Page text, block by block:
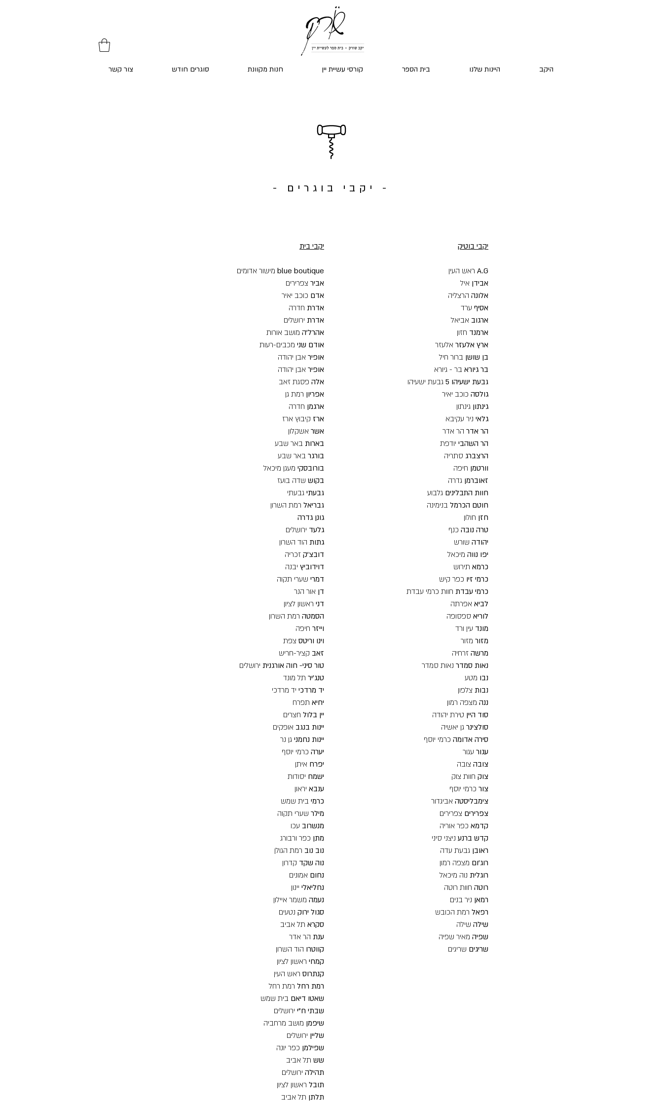
היקב היינות שלנו בית הספר קורסי עשיית יין חנות מקוונת סוגרים חודש צור קשר
- יקבי בוגרים -
יקבי בית
blue boutique מישור אדומים
אביר צפרירים
אדם כוכב יאיר
אדרת חדרה
אדרת ירושלים
אהרל'ה מושב אורות
אודם שני מכבים-רעות
אופיר אבן יהודה
אופיר אבן יהודה
אלה פסגת זאב
אפריון רמת גן
ארגמן חדרה
ארז קיבוץ ארז
אשר אשקלון
בארות באר שבע
בורגר באר שבע
בורובסקי מעגן מיכאל
בקוש שדה בועז
גבעתי גבעתי
גבריאל רמת השרון
גונן גדרה
גלעד ירושלים
גתות הוד השרון
דובצ'ק זכריה
דוידוביץ יבנה
דמרי שערי תקוה
דן אור הנר
דני ראשון לציון
הסמטה רמת השרון
וייזר חיפה
וינו וריטס צפת
זאב קציר-חריש
טור סיני- חוה אורגנית ירושלים
טנג'יר תל מונד
יד מרדכי יד מרדכי
יחיא תפרח
יין בלול חצרים
יינות בנגב אופקים
יינות נחמני גן נר
יערה כרמי יוסף
יפרח איתן
ישמח יסודות
ענבא יראון
כרמי בית שמש
מילר שערי תקוה
מנשרוב עכו
מתן כפר ורבורג
נוב נוב רמת הגולן
נוה שקד קדרון
נחום אמונים
נחליאלי יינון
נעמה משמר איילון
סגול ירוק נטעים
סקרא תל אביב
ענת הר אדר
קווטרו הוד השרון
קמחי ראשון לציון
קנתרוס ראש העין
רמת רחל רמת רחל
שאטו דיאם בית שמש
שבתי ח"י ירושלים
שיפמן מושב מרחביה
שליין ירושלים
שפילמן כפר יונה
שש תל אביב
תהילה ירושלים
תובל ראשון לציון
תלתן תל אביב
יקבי בוטיק
A.G ראש העין
אבידן איל
אלונה הרצליה
אסיף ערד
ארגוב אביאל
ארמנד חזון
ארץ אלעזר אלעזר
בן שושן ברור חיל
בר גיורא בר - גיורא
גבעת ישעיהו 5
גבעת ישעיהו
גולסה כוכב יאיר
גינתון גינתון
גלאי ניר עקיבא
הר אדר הר אדר
הר השהבי יודפת
הרצברג סתריה
וורטמן חיפה
זאוברמן גדרה
חוות התבלינים גלבוע
חוטם הכרמל בנימינה
חזן חולון
טרה נובה כנף
יהודה שורש
יפו נווה מיכאל
כרמא תירוש
כרמי זיו כפר קיש
כרמי עבדת חוות כרמי עבדת
לביא אפרתה
לוריא ספסופה
מונד עין ורד
מזור מזור
מרשה זרחיה
נאות סמדר נאות סמדר
נבו מטע
נבות צלפון
ננה מצפה רמון
סוד היין טירת יהודה
סולצינר גן יאשיה
סירה אדומה כרמי יוסף
עגור עגור
צובה צובה
צוק חוות צוק
צור כרמי יוסף
צימבליסטה אביגדור
צפרירים צפרירים
קדמא כפר אוריה
קדש ברנע ניצני סיני
ראובן גבעת עדה
רוג'ום מצפה רמון
רוגלית נוה מיכאל
רוטה חוות רוטה
רמאן ניר בנים
רפאל רמת הכובש
שילה שילה
שפיה מאיר שפיה
שריגים שריגים